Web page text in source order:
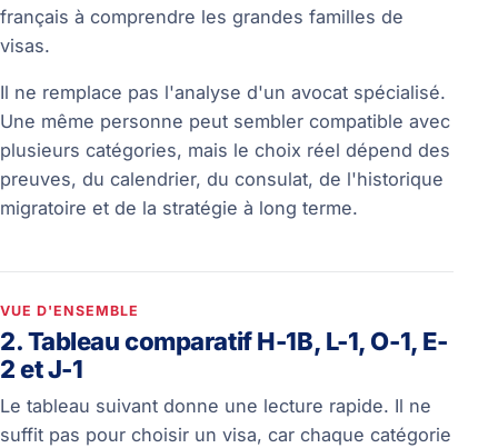
français à comprendre les grandes familles de
visas.
Il ne remplace pas l'analyse d'un avocat spécialisé.
Une même personne peut sembler compatible avec
plusieurs catégories, mais le choix réel dépend des
preuves, du calendrier, du consulat, de l'historique
migratoire et de la stratégie à long terme.
VUE D'ENSEMBLE
2. Tableau comparatif H-1B, L-1, O-1, E-
2 et J-1
Le tableau suivant donne une lecture rapide. Il ne
suffit pas pour choisir un visa, car chaque catégorie